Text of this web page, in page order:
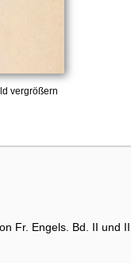
vergrößern
Fr. Engels. Bd. II und